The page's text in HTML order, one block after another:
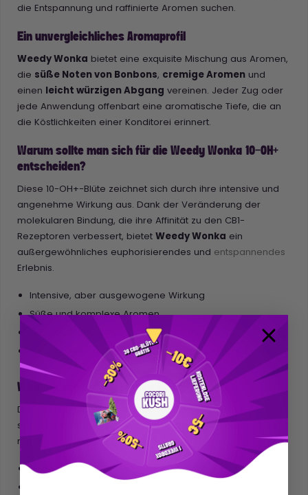
die Entspannung und raffinierte Aromen suchen.
Ein unvergleichliches Aromaprofil
Weedy Wonka bietet eine exquisite Mischung aus Aromen,
die süße Noten von Bonbons, cremige Aromen und
einen leicht würzigen Abgang vereinen. Jeder Zug oder
jede Anwendung offenbart eine aromatische Tiefe, die an
die Köstlichkeiten einer Konditorei erinnert.
Warum sollte man sich für die Weedy Wonka 10-OH+
entscheiden?
Diese 10-OH+-Blüte zeichnet sich durch ihre intensive und
angenehme Wirkung aus. Dank der Veränderung der
molekularen Bindung, die ihre Affinität zu den CB1-
Rezeptoren verbessert, bietet Weedy Wonka ein
außergewöhnliches euphorisierendes und entspannendes
Erlebnis.
Intensive, aber ausgewogene Wirkung
Süße und komplexe Aromen
Legales Produkt mit innovativer Formel
Ideal für einen Moment der Erholung und Entspannung
Wirkung von Weedy Wonka 10-OH+
Die Wirkung variiert je nach Anwender und Dosierung. Hier
sind einige mögliche Erfahrungen, die Sie mit dieser Blüte
machen könnten:
Kraftvolleund angenehme
Euphorie